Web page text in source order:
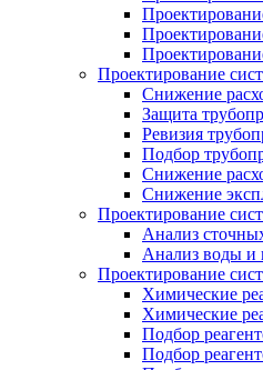
Проектирование
Снижение
Защита
Ревизия
Подбор
Снижение
Снижение
Проектирование
Анализ
Анализ воды и
Проектирование
Химические
Химические
Подбор
Подбор